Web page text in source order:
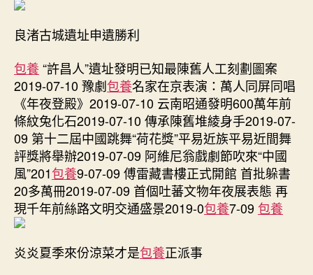
良渚古城遺址申遺勝利
包養“許昌人”遺址發明已知最陳舊人工刻劃圖案
2019-07-10 豫劇包養名家在京表演：萬人同屏同唱
《年夜登殿》2019-07-10 云南昭通發明600萬年前
條紋兔化石2019-07-10 傳承陳舊堆綾身手2019-07-
09 第十二屆中國跳舞“荷花獎”平易近族平易近間舞
評獎將舉辦2019-07-09 阿維尼翁戲劇節吹來“中國
風”201包養9-07-09 傅雷藏書樓正式開館 首批躲書
20多萬冊2019-07-09 首個吐蕃文物年夜展表態 再
現千年前絲路文明交通盛景2019-0包養7-09包養
炎炎夏季來份涼菜才是包養正派事